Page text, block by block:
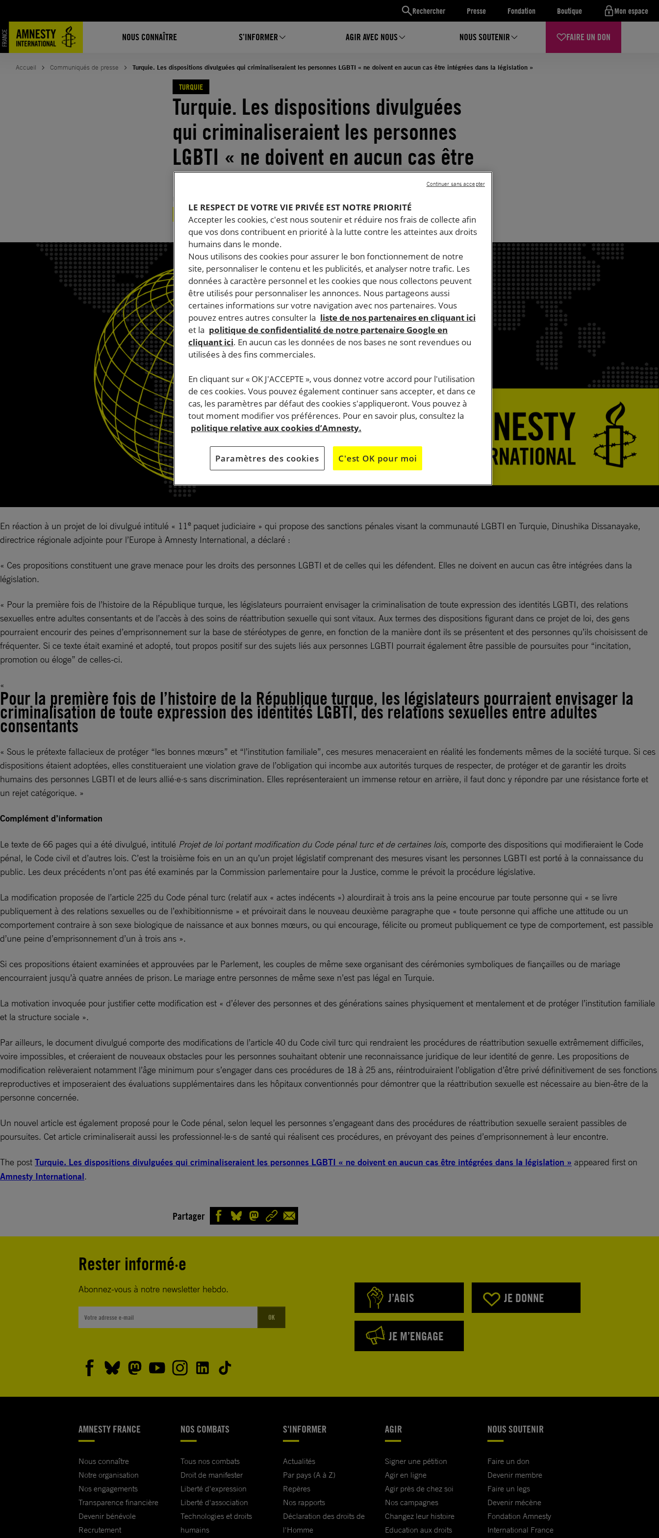
Rechercher Presse Fondation Boutique Mon espace
NOUS CONNAÎTRE S’INFORMER AGIR AVEC NOUS NOUS SOUTENIR FAIRE UN DON
contenu
Accueil Communiqués de presse Turquie. Les dispositions divulguées qui criminaliseraient les personnes LGBTI « ne doivent en aucun cas être intégrées dans la législation »
TURQUIE
Turquie. Les dispositions divulguées
qui criminaliseraient les personnes
LGBTI « ne doivent en aucun cas être
intégrées dans la législation »
En réaction à un projet de loi divulgué intitulé « 11 e paquet judiciaire » qui propose des sanctions pénales visant la communauté LGBTI en Turquie, Dinushika Dissanayake,
directrice régionale adjointe pour l’Europe à Amnesty International, a déclaré :
« Ces propositions constituent une grave menace pour les droits des personnes LGBTI et de celles qui les défendent. Elles ne doivent en aucun cas être intégrées dans la
législation.
« Pour la première fois de l’histoire de la République turque, les législateurs pourraient envisager la criminalisation de toute expression des identités LGBTI, des relations
sexuelles entre adultes consentants et de l’accès à des soins de réattribution sexuelle qui sont vitaux. Aux termes des dispositions figurant dans ce projet de loi, des gens
pourraient encourir des peines d’emprisonnement sur la base de stéréotypes de genre, en fonction de la manière dont ils se présentent et des personnes qu’ils choisissent de
fréquenter. Si ce texte était examiné et adopté, tout propos positif sur des sujets liés aux personnes LGBTI pourrait également être passible de poursuites pour “incitation,
promotion ou éloge” de celles-ci.
Pour la première fois de l’histoire de la République turque, les législateurs pourraient envisager la
criminalisation de toute expression des identités LGBTI, des relations sexuelles entre adultes
consentants
« Sous le prétexte fallacieux de protéger “les bonnes mœurs” et “l’institution familiale”, ces mesures menaceraient en réalité les fondements mêmes de la société turque. Si ces
dispositions étaient adoptées, elles constitueraient une violation grave de l’obligation qui incombe aux autorités turques de respecter, de protéger et de garantir les droits
humains des personnes LGBTI et de leurs allié·e·s sans discrimination. Elles représenteraient un immense retour en arrière, il faut donc y répondre par une résistance forte et
un rejet catégorique. »
Complément d’information
Le texte de 66 pages qui a été divulgué, intitulé Projet de loi portant modification du Code pénal turc et de certaines lois, comporte des dispositions qui modifieraient le Code
pénal, le Code civil et d’autres lois. C’est la troisième fois en un an qu’un projet législatif comprenant des mesures visant les personnes LGBTI est porté à la connaissance du
public. Les deux précédents n’ont pas été examinés par la Commission parlementaire pour la Justice, comme le prévoit la procédure législative.
La modification proposée de l’article 225 du Code pénal turc (relatif aux « actes indécents ») alourdirait à trois ans la peine encourue par toute personne qui « se livre
publiquement à des relations sexuelles ou de l’exhibitionnisme » et prévoirait dans le nouveau deuxième paragraphe que « toute personne qui affiche une attitude ou un
comportement contraire à son sexe biologique de naissance et aux bonnes mœurs, ou qui encourage, félicite ou promeut publiquement ce type de comportement, est passible
d’une peine d’emprisonnement d’un à trois ans ».
Si ces propositions étaient examinées et approuvées par le Parlement, les couples de même sexe organisant des cérémonies symboliques de fiançailles ou de mariage
encourraient jusqu’à quatre années de prison. Le mariage entre personnes de même sexe n’est pas légal en Turquie.
La motivation invoquée pour justifier cette modification est « d’élever des personnes et des générations saines physiquement et mentalement et de protéger l’institution familiale
et la structure sociale ».
Par ailleurs, le document divulgué comporte des modifications de l’article 40 du Code civil turc qui rendraient les procédures de réattribution sexuelle extrêmement difficiles,
voire impossibles, et créeraient de nouveaux obstacles pour les personnes souhaitant obtenir une reconnaissance juridique de leur identité de genre. Les propositions de
modification relèveraient notamment l’âge minimum pour s’engager dans ces procédures de 18 à 25 ans, réintroduiraient l’obligation d’être privé définitivement de ses fonctions
reproductives et imposeraient des évaluations supplémentaires dans les hôpitaux conventionnés pour démontrer que la réattribution sexuelle est nécessaire au bien-être de la
personne concernée.
Un nouvel article est également proposé pour le Code pénal, selon lequel les personnes s’engageant dans des procédures de réattribution sexuelle seraient passibles de
poursuites. Cet article criminaliserait aussi les professionnel·le·s de santé qui réalisent ces procédures, en prévoyant des peines d’emprisonnement à leur encontre.
The post Turquie. Les dispositions divulguées qui criminaliseraient les personnes LGBTI « ne doivent en aucun cas être intégrées dans la législation » appeared first on
Amnesty International.
Partager
Rester informé·e
Abonnez-vous à notre newsletter hebdo.
OK
J’AGIS JE DONNE
JE M’ENGAGE
AMNESTY FRANCE
Nous connaître
Notre organisation
Nos engagements
Transparence financière
Devenir bénévole
Recrutement
NOS COMBATS
Tous nos combats
Droit de manifester
Liberté d'expression
Liberté d'association
Technologies et droits
humains
S'INFORMER
Actualités
Par pays (A à Z)
Repères
Nos rapports
Déclaration des droits de
l'Homme
AGIR
Signer une pétition
Agir en ligne
Agir près de chez soi
Nos campagnes
Changez leur histoire
Education aux droits
NOUS SOUTENIR
Faire un don
Devenir membre
Faire un legs
Devenir mécène
Fondation Amnesty
International France
LE RESPECT DE VOTRE VIE PRIVÉE EST NOTRE PRIORITÉ
Accepter les cookies, c'est nous soutenir et réduire nos frais de collecte afin
que vos dons contribuent en priorité à la lutte contre les atteintes aux droits
humains dans le monde.
Nous utilisons des cookies pour assurer le bon fonctionnement de notre
site, personnaliser le contenu et les publicités, et analyser notre trafic. Les
données à caractère personnel et les cookies que nous collectons peuvent
être utilisés pour personnaliser les annonces. Nous partageons aussi
certaines informations sur votre navigation avec nos partenaires. Vous
pouvez entres autres consulter la liste de nos partenaires en cliquant ici
et la politique de confidentialité de notre partenaire Google en
cliquant ici. En aucun cas les données de nos bases ne sont revendues ou
utilisées à des fins commerciales.
En cliquant sur « OK J'ACCEPTE », vous donnez votre accord pour l'utilisation
de ces cookies. Vous pouvez également continuer sans accepter, et dans ce
cas, les paramètres par défaut des cookies s'appliqueront. Vous pouvez à
tout moment modifier vos préférences. Pour en savoir plus, consultez la
politique relative aux cookies d’Amnesty.
Paramètres des cookies C'est OK pour moi
Continuer sans accepter